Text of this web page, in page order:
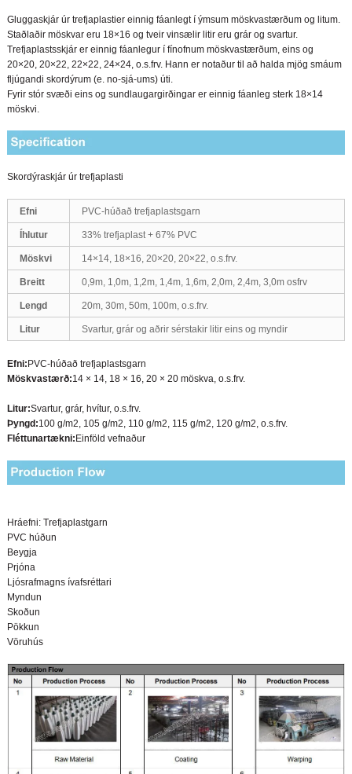
Gluggaskjár úr trefjaplastier einnig fáanlegt í ýmsum möskvastærðum og litum.
Staðlaðir möskvar eru 18×16 og tveir vinsælir litir eru grár og svartur.
Trefjaplastsskjár er einnig fáanlegur í fínofnum möskvastærðum, eins og
20×20, 20×22, 22×22, 24×24, o.s.frv. Hann er notaður til að halda mjög smáum
fljúgandi skordýrum (e. no-sjá-ums) úti.
Fyrir stór svæði eins og sundlaugargirðingar er einnig fáanleg sterk 18×14
möskvi.
Skordýraskjár úr trefjaplasti
Efni PVC-húðað trefjaplastsgarn
Íhlutur 33% trefjaplast + 67% PVC
Möskvi 14×14, 18×16, 20×20, 20×22, o.s.frv.
Breitt 0,9m, 1,0m, 1,2m, 1,4m, 1,6m, 2,0m, 2,4m, 3,0m osfrv
Lengd 20m, 30m, 50m, 100m, o.s.frv.
Litur Svartur, grár og aðrir sérstakir litir eins og myndir
Efni: PVC-húðað trefjaplastsgarn
Möskvastærð:14 × 14, 18 × 16, 20 × 20 möskva, o.s.frv.
Litur:Svartur, grár, hvítur, o.s.frv.
Þyngd:100 g/m2, 105 g/m2, 110 g/m2, 115 g/m2, 120 g/m2, o.s.frv.
Fléttunartækni: Einföld vefnaður
Hráefni: Trefjaplastgarn
PVC húðun
Beygja
Prjóna
Ljósrafmagns ívafsréttari
Myndun
Skoðun
Pökkun
Vöruhús